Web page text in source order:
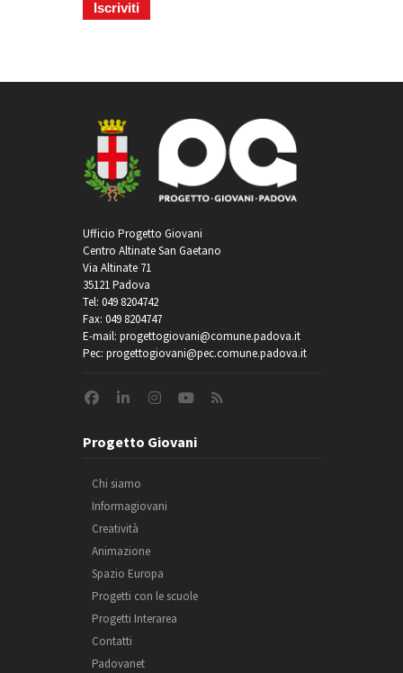
Ufficio Progetto Giovani
Centro Altinate San Gaetano
Via Altinate 71
35121 Padova
Tel: 049 8204742
Fax: 049 8204747
E-mail: progettogiovani@comune.padova.it
Pec: progettogiovani@pec.comune.padova.it
Progetto Giovani
Chi siamo
Informagiovani
Creatività
Animazione
Spazio Europa
Progetti con le scuole
Progetti Interarea
Contatti
Padovanet